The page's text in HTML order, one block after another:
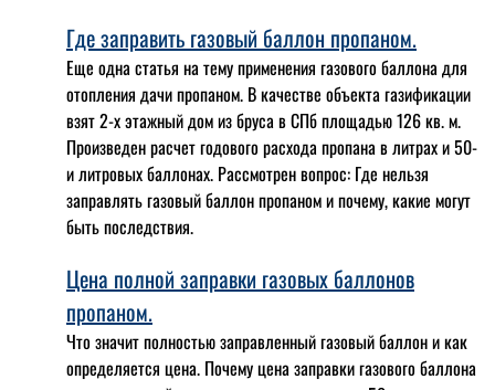
Где заправить газовый баллон пропаном.
Еще одна статья на тему применения газового баллона для
отопления дачи пропаном. В качестве объекта газификации
взят 2-х этажный дом из бруса в СПб площадью 126 кв. м.
Произведен расчет годового расхода пропана в литрах и 50-
и литровых баллонах. Рассмотрен вопрос: Где нельзя
заправлять газовый баллон пропаном и почему, какие могут
быть последствия.
Цена полной заправки газовых баллонов
пропаном.
Что значит полностью заправленный газовый баллон и как
определяется цена. Почему цена заправки газового баллона